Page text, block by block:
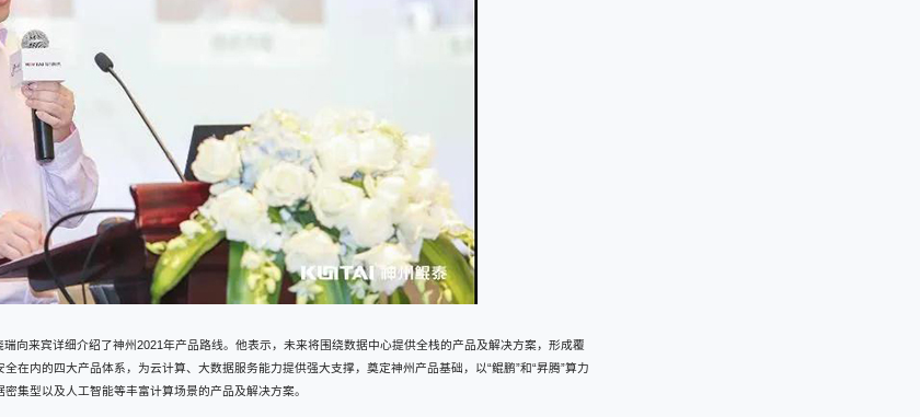
向来宾详细介绍了神州2021年产品路线。他表示，未来将围绕数据中心提供全栈的产品及解决方案，形成覆
在内的四大产品体系，为云计算、大数据服务能力提供强大支撑，奠定神州产品基础，以“鲲鹏”和“昇腾”算力
集型以及人工智能等丰富计算场景的产品及解决方案。